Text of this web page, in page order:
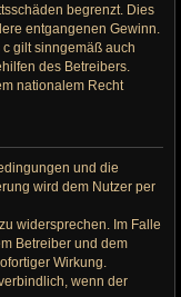
begrenzt. Dies
entgangenen Gewinn.
gilt sinngemäß auch
des Betreibers.
nationalem Recht
und die
wird dem Nutzer per
widersprechen. Im Falle
Betreiber und dem
Wirkung.
wenn der